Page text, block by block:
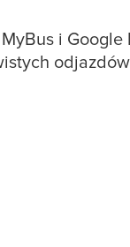
i Google